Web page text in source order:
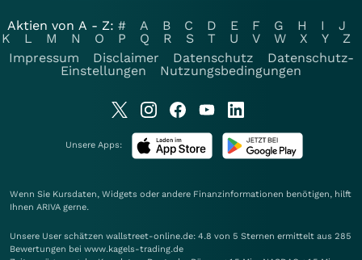
Aktien von A - Z: # A B C D E F G H I
J
K
L M N O P Q R S T U V W X Y
Z
Impressum
Disclaimer Datenschutz
Datenschutz-
Einstellungen
Nutzungsbedingungen
Unsere Apps:
Wenn Sie Kursdaten, Widgets oder andere Finanzinformationen benötigen, hilft
Ihnen ARIVA gerne.
Unsere User schätzen wallstreet-online.de: 4.8 von 5 Sternen ermittelt aus 285
Bewertungen bei www.kagels-trading.de